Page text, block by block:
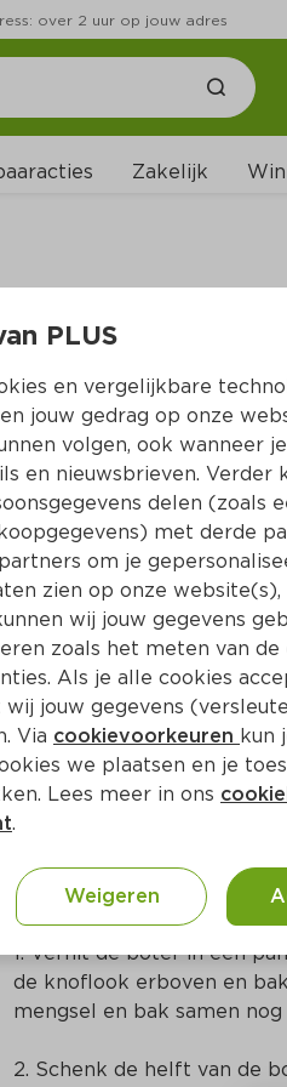
over 2 uur op jouw adres
Zakelijk
Bereidingswijze
1. Verhit de boter in een
de knoflook erboven en
mengsel en bak samen nog
2. Schenk de helft van de
PLUS
en vergelijkbare
jouw gedrag op onze
volgen, ook wanneer
en nieuwsbrieven. Verder
delen (zoals
met derde
om je
zien op onze website(s),
wij jouw gegevens
zoals het meten van
Als je alle cookies
jouw gegevens
Via cookievoorkeuren kun
we plaatsen en je
Lees meer in ons
.
Weigeren